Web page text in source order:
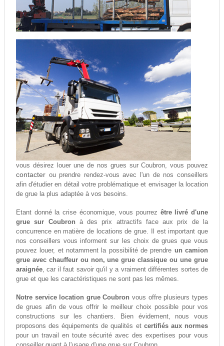
vous désirez louer une de nos grues sur Coubron, vous pouvez
contacterou prendre rendez-vous avec l'un de nos conseillers
afin d'étudier en détail votre problématique et envisager la location
de grue la plus adaptée à vos besoins.
Etant donné la crise économique, vous pourrez être livré d'une
grue sur Coubron à des prix attractifs face aux prix de la
concurrence en matière de locations de grue. Il est important que
nos conseillers vous informent sur les choix de grues que vous
pouvez louer, et notamment la possibilité de prendre un camion
grue avec chauffeur ou non, une grue classique ou une grue
araignée, car il faut savoir qu'il y a vraiment différentes sortes de
grue et que les caractéristiques ne sont pas les mêmes.
Notre service location grue Coubron vous offre plusieurs types
de grues afin de vous offrir le meilleur choix possible pour vos
constructions sur les chantiers. Bien évidement, nous vous
proposons des équipements de qualités et certifiés aux normes
pour un travail en toute sécurité avec des expertises pour vous